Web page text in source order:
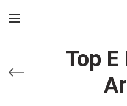
Top E